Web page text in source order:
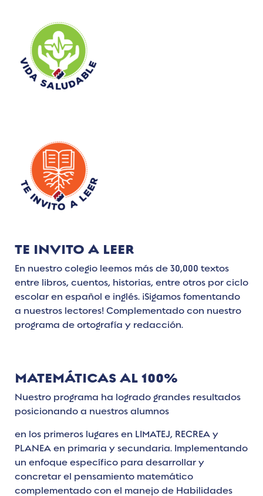
TE INVITO A LEER
En nuestro colegio leemos más de 30,000 textos
entre libros, cuentos, historias, entre otros por ciclo
escolar en español e inglés. ¡Sigamos fomentando
a nuestros lectores! Complementado con nuestro
programa de ortografía y redacción.
MATEMÁTICAS AL 100%
Nuestro programa ha logrado grandes resultados
posicionando a nuestros alumnos
en los primeros lugares en LIMATEJ, RECREA y
PLANEA en primaria y secundaria. Implementando
un enfoque específico para desarrollar y
concretar el pensamiento matemático
complementado con el manejo de Habilidades